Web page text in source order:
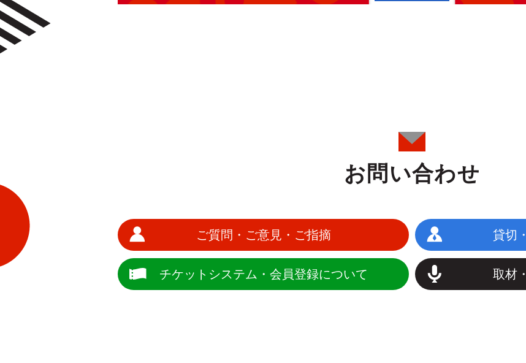
お問い合わせ
ご質問・ご意見・ご指摘 貸切
チケットシステム・会員登録について 取材